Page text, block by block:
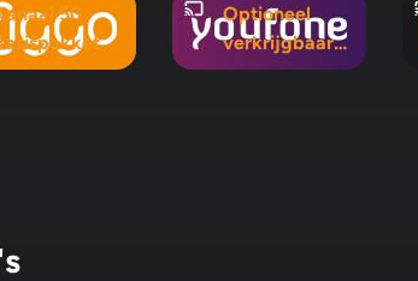
50 -
Optioneel
verkrijgbaar
in Mix 5, Mix